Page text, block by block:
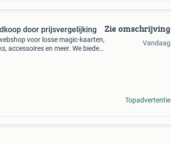
door prijsvergelijking
voor losse magic-kaarten,
accessoires en meer. We bieden
Zie omschrijving
Vandaag
Topadvertentie